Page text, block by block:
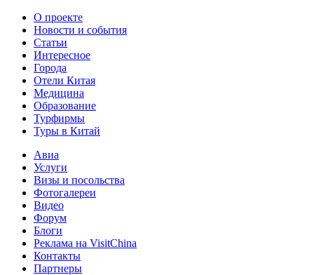
О проекте
Новости и события
Статьи
Интересное
Города
Отели Китая
Медицина
Образование
Турфирмы
Туры в Китай
Авиа
Услуги
Визы и посольства
Фотогалереи
Видео
Форум
Блоги
Реклама на VisitChina
Контакты
Партнеры